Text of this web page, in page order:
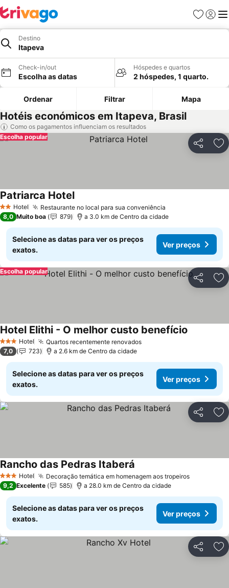
Favoritos
Iniciar
Destino
Itapeva
Check-in/out
Escolha as datas
Hóspedes e quartos
2 hóspedes, 1 quarto.
Ordenar Filtrar Mapa
Hotéis económicos em Itapeva, Brasil
Como os pagamentos influenciam os resultados
Partilhar
Escolha popular
2 Estrelas
Hotel Restaurante no local para sua conveniência
Patriarca Hotel
8,0 Muito boa 879 a 3.0 km de Centro da cidade
Selecione as datas para ver os preços
exatos.
Ver preços
Partilhar
Escolha popular
3 EstrelasHotel Quartos recentemente renovados
Hotel Elithi - O melhor custo benefício
7,0 723 a 2.6 km de Centro da cidade
Selecione as datas para ver os preços
exatos.
Ver preços
Partilhar
3 EstrelasHotel Decoração temática em homenagem aos tropeiros
Rancho das Pedras Itaberá
9,2 Excelente 585 a 28.0 km de Centro da cidade
Selecione as datas para ver os preços
exatos.
Ver preços
Partilhar